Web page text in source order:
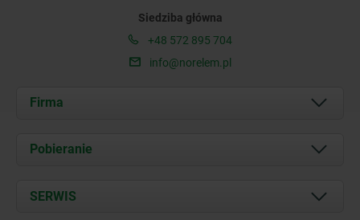
Siedziba główna
+48 572 895 704
info@norelem.pl
Firma
O nas
Kontakt
Pobieranie
Documents
SERWIS